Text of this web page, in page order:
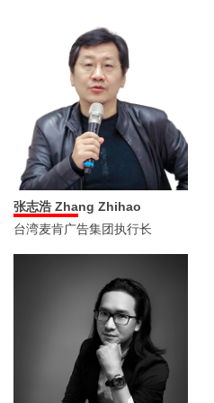
张志浩 Zhang Zhihao
台湾麦肯广告集团执行长